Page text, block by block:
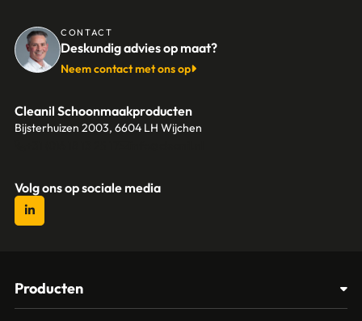
CONTACT
Deskundig advies op maat?
Neem contact met ons op
Cleanil Schoonmaakproducten
Bijsterhuizen 2003, 6604 LH Wijchen
Volg ons op sociale media
Producten